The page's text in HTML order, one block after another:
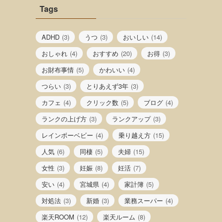
Tags
ADHD (3) うつ (3) おいしい (14)
おしゃれ (4) おすすめ (20) お得 (3)
お財布事情 (5) かわいい (4)
つらい (3) とりあえず3年 (3)
カフェ (4) クリック数 (5) ブログ (4)
ランクの上げ方 (3) ランクアップ (3)
レインボーベビー (4) 乗り越え方 (15)
人気 (6) 同棲 (5) 夫婦 (15)
女性 (3) 妊娠 (8) 妊活 (7)
安い (4) 宮城県 (4) 家計簿 (5)
対処法 (3) 新婚 (3) 業務スーパー (4)
楽天ROOM (12) 楽天ルーム (8)